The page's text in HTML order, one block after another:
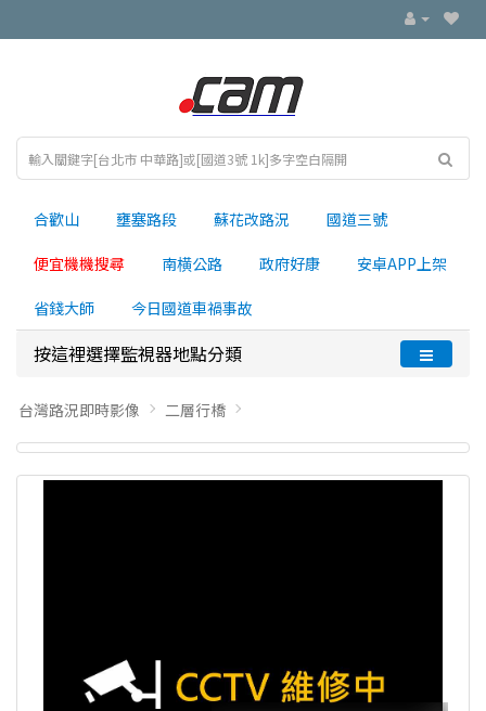
合歡山 壅塞路段 蘇花改路況 國道三號
便宜機機搜尋 南横公路 政府好康 安卓APP上架
省錢大師 今日國道車禍事故
按這裡選擇監視器地點分類
台灣路況即時影像 二層行橋